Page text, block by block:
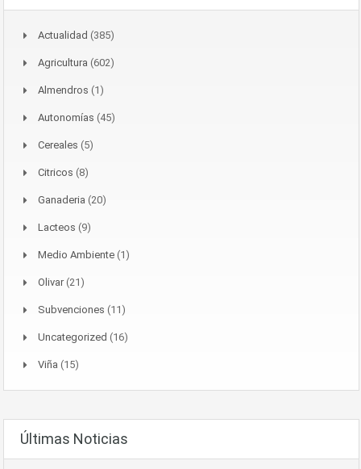
Actualidad (385)
Agricultura (602)
Almendros (1)
Autonomías (45)
Cereales (5)
Citricos (8)
Ganaderia (20)
Lacteos (9)
Medio Ambiente (1)
Olivar(21)
Subvenciones (11)
Uncategorized (16)
Viña (15)
Últimas Noticias